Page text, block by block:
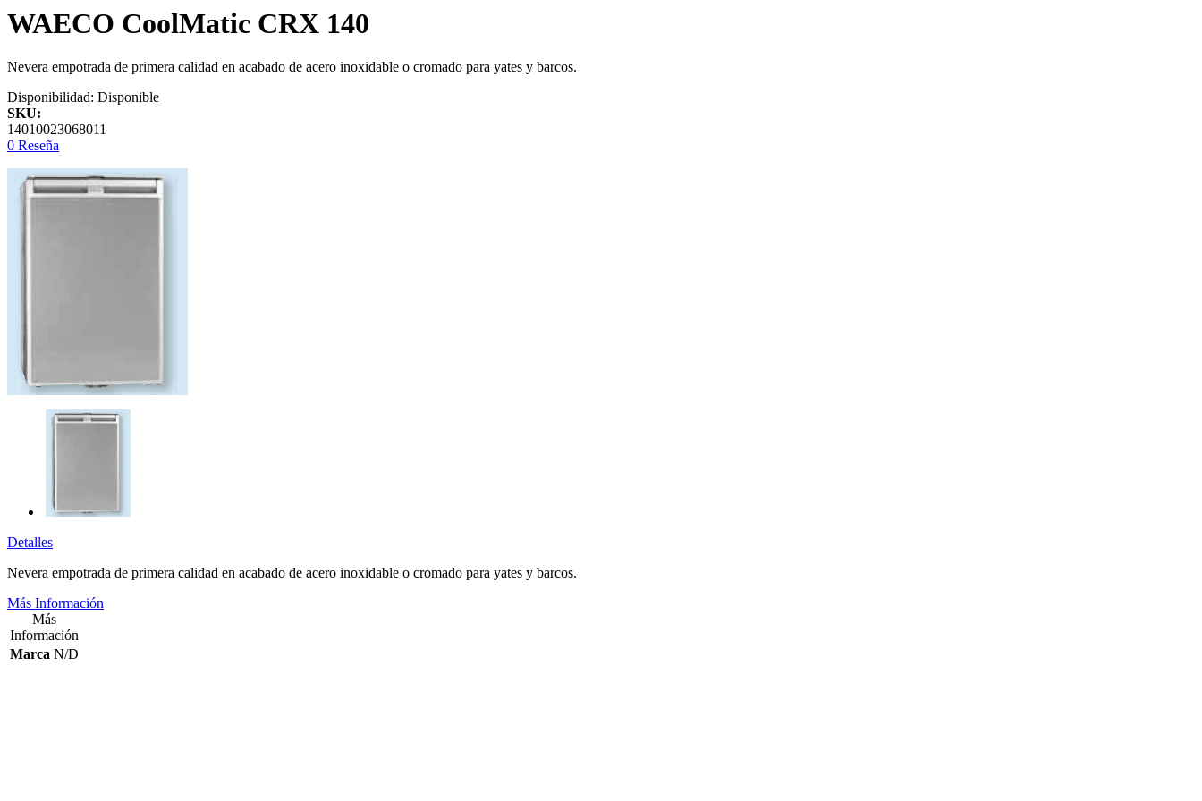
WAECO CoolMatic CRX 140
Nevera empotrada de primera calidad en acabado de acero inoxidable o cromado para yates y barcos.
Disponibilidad: Disponible
SKU:
14010023068011
0 Reseña
Detalles
Nevera empotrada de primera calidad en acabado de acero inoxidable o cromado para yates y barcos.
Más Información
Más
Información
Marca N/D